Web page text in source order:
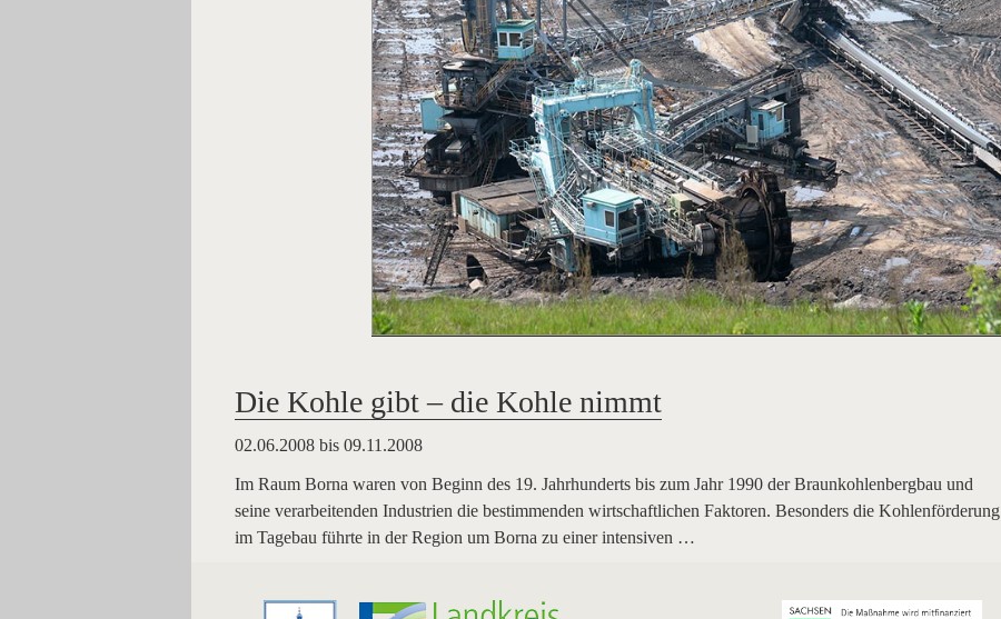
Die Kohle gibt – die Kohle nimmt
02.06.2008 bis 09.11.2008
Im Raum Borna waren von Beginn des 19. Jahrhunderts bis zum Jahr 1990 der Braunkohlenbergbau und
seine verarbeitenden Industrien die bestimmenden wirtschaftlichen Faktoren. Besonders die Kohlenförderung
im Tagebau führte in der Region um Borna zu einer intensiven …